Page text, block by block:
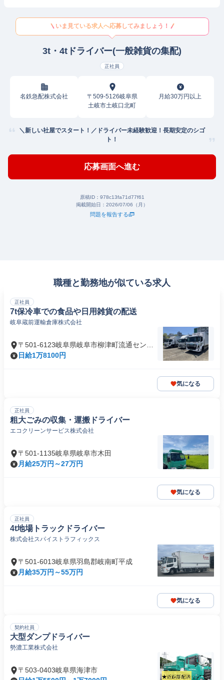
いま見ている求人へ応募してみましょう！
3t・4tドライバー(一般雑貨の集配)
正社員
名鉄急配株式会社
〒509-5126岐阜県
土岐市土岐口北町
月給30万円以上
＼新しい社屋でスタート！／ドライバー未経験歓迎！長期安定のシゴ
ト！
応募画面へ進む
原稿ID： 978c13fa71d77f61
掲載開始日： 2026/07/06（月）
問題を報告する
職種と勤務地が似ている求人
正社員
7t保冷車での食品や日用雑貨の配送
岐阜蔵前運輸倉庫株式会社
〒501-6123岐阜県岐阜市柳津町流通センタ
ー
日給1万8100円
気になる
正社員
粗大ごみの収集・運搬ドライバー
エコクリーンサービス株式会社
〒501-1135岐阜県岐阜市木田
月給25万円～27万円
気になる
正社員
4t地場トラックドライバー
株式会社スパイストラフィックス
〒501-6013岐阜県羽島郡岐南町平成
月給35万円～55万円
気になる
契約社員
大型ダンプドライバー
勢濃工業株式会社
〒503-0403岐阜県海津市